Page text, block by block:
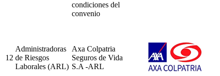
condiciones del
convenio
12
Administradoras
de Riesgos
Laborales (ARL)
Axa Colpatria
Seguros de Vida
S.A -ARL